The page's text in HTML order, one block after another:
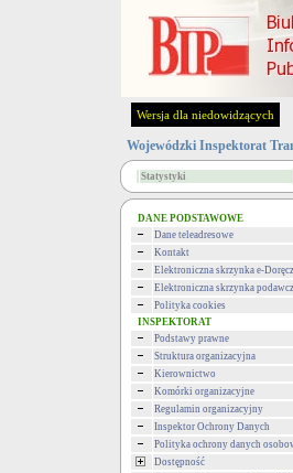
Wersja dla niedowidzących
Wojewódzki Inspektorat
Statystyki
DANE PODSTAWOWE
Dane teleadresowe
Kontakt
Elektroniczna skrzynka e-
Elektroniczna skrzynka
Polityka cookies
INSPEKTORAT
Podstawy prawne
Struktura organizacyjna
Kierownictwo
Komórki organizacyjne
Regulamin organizacyjny
Inspektor Ochrony Danych
Polityka ochrony danych
Dostępność